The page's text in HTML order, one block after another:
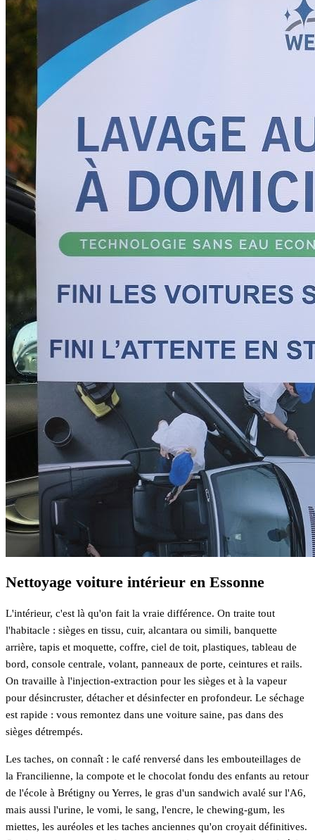
Nettoyage voiture intérieur en Essonne
L'intérieur, c'est là qu'on fait la vraie différence. On traite tout
l'habitacle : sièges en tissu, cuir, alcantara ou simili, banquette
arrière, tapis et moquette, coffre, ciel de toit, plastiques, tableau de
bord, console centrale, volant, panneaux de porte, ceintures et rails.
On travaille à l'injection-extraction pour les sièges et à la vapeur
pour désincruster, détacher et désinfecter en profondeur. Le séchage
est rapide : vous remontez dans une voiture saine, pas dans des
sièges détrempés.
Les taches, on connaît : le café renversé dans les embouteillages de
la Francilienne, la compote et le chocolat fondu des enfants au retour
de l'école à Brétigny ou Yerres, le gras d'un sandwich avalé sur l'A6,
mais aussi l'urine, le vomi, le sang, l'encre, le chewing-gum, les
miettes, les auréoles et les taches anciennes qu'on croyait définitives.